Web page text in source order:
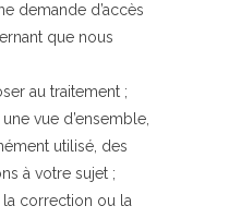
demande d’accès
que nous
au traitement ;
vue d’ensemble,
utilisé, des
à votre sujet ;
correction ou la